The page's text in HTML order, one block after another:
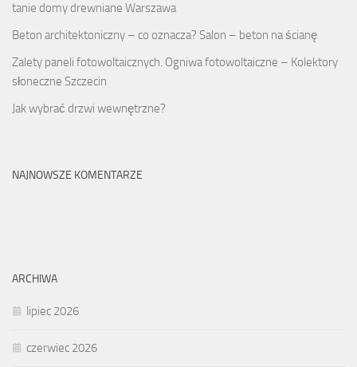
tanie domy drewniane Warszawa
Beton architektoniczny – co oznacza? Salon – beton na ścianę
Zalety paneli fotowoltaicznych. Ogniwa fotowoltaiczne – Kolektory
słoneczne Szczecin
Jak wybrać drzwi wewnętrzne?
NAJNOWSZE KOMENTARZE
ARCHIWA
lipiec 2026
czerwiec 2026